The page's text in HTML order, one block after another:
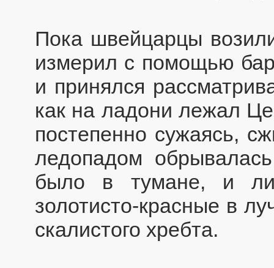
Пока швейцарцы
измерил с помощью
и принялся
как на ладони лежал
постепенно сужаясь,
ледопадом
было в тумане, и
золотисто-красные в
скалистого хребта.